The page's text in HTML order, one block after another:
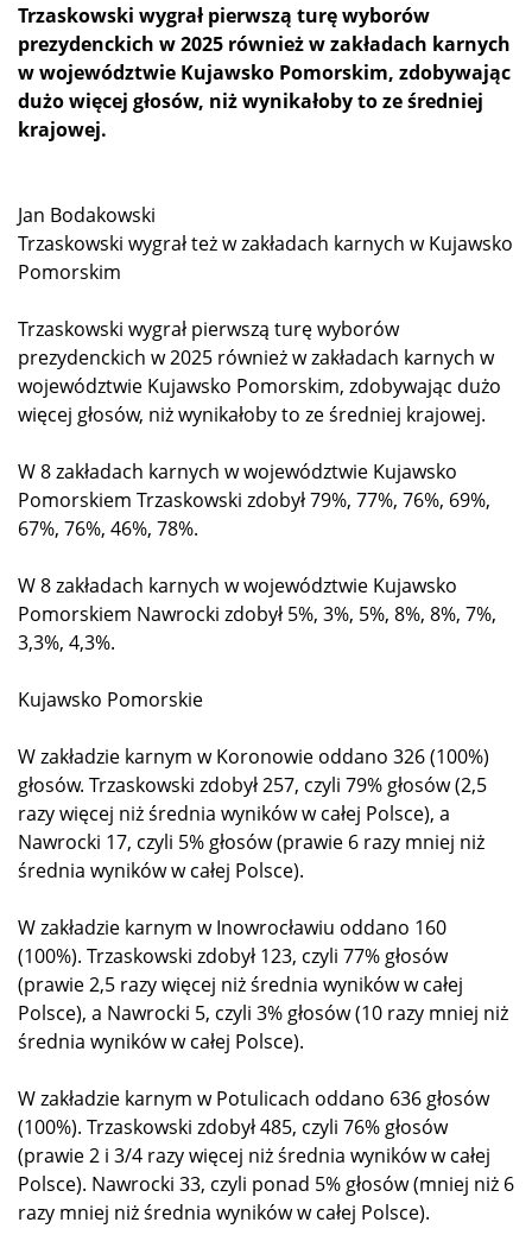
Trzaskowski wygrał pierwszą turę wyborów
prezydenckich w 2025 również w zakładach karnych
w województwie Kujawsko Pomorskim, zdobywając
dużo więcej głosów, niż wynikałoby to ze średniej
krajowej.
Jan Bodakowski
Trzaskowski wygrał też w zakładach karnych w Kujawsko
Pomorskim
Trzaskowski wygrał pierwszą turę wyborów
prezydenckich w 2025 również w zakładach karnych w
województwie Kujawsko Pomorskim, zdobywając dużo
więcej głosów, niż wynikałoby to ze średniej krajowej.
W 8 zakładach karnych w województwie Kujawsko
Pomorskiem Trzaskowski zdobył 79%, 77%, 76%, 69%,
67%, 76%, 46%, 78%.
W 8 zakładach karnych w województwie Kujawsko
Pomorskiem Nawrocki zdobył 5%, 3%, 5%, 8%, 8%, 7%,
3,3%, 4,3%.
Kujawsko Pomorskie
W zakładzie karnym w Koronowie oddano 326 (100%)
głosów. Trzaskowski zdobył 257, czyli 79% głosów (2,5
razy więcej niż średnia wyników w całej Polsce), a
Nawrocki 17, czyli 5% głosów (prawie 6 razy mniej niż
średnia wyników w całej Polsce).
W zakładzie karnym w Inowrocławiu oddano 160
(100%). Trzaskowski zdobył 123, czyli 77% głosów
(prawie 2,5 razy więcej niż średnia wyników w całej
Polsce), a Nawrocki 5, czyli 3% głosów (10 razy mniej niż
średnia wyników w całej Polsce).
W zakładzie karnym w Potulicach oddano 636 głosów
(100%). Trzaskowski zdobył 485, czyli 76% głosów
(prawie 2 i 3/4 razy więcej niż średnia wyników w całej
Polsce). Nawrocki 33, czyli ponad 5% głosów (mniej niż 6
razy mniej niż średnia wyników w całej Polsce).